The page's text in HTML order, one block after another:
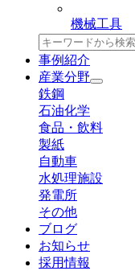
機械工具
事例紹介
産業分野
鉄鋼
石油化学
食品・飲料
製紙
自動車
水処理施設
発電所
その他
ブログ
お知らせ
採用情報